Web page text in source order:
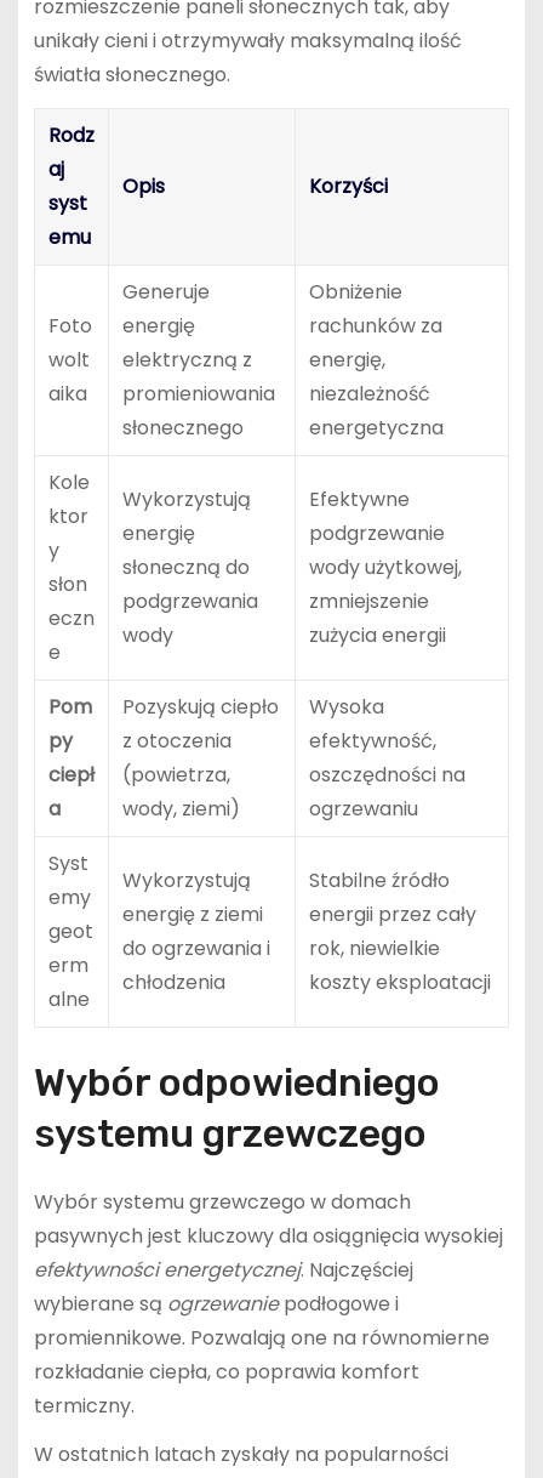
rozmieszczenie paneli słonecznych tak, aby
unikały cieni i otrzymywały maksymalną ilość
światła słonecznego.
Rodz
aj
syst
emu
Opis Korzyści
Foto
wolt
aika
Generuje
energię
elektryczną z
promieniowania
słonecznego
Obniżenie
rachunków za
energię,
niezależność
energetyczna
Kole
ktor
y
słon
eczn
e
Wykorzystują
energię
słoneczną do
podgrzewania
wody
Efektywne
podgrzewanie
wody użytkowej,
zmniejszenie
zużycia energii
Pom
py
ciepł
a
Pozyskują ciepło
z otoczenia
(powietrza,
wody, ziemi)
Wysoka
efektywność,
oszczędności na
ogrzewaniu
Syst
emy
geot
erm
alne
Wykorzystują
energię z ziemi
do ogrzewania i
chłodzenia
Stabilne źródło
energii przez cały
rok, niewielkie
koszty eksploatacji
Wybór odpowiedniego
systemu grzewczego
Wybór systemu grzewczego w domach
pasywnych jest kluczowy dla osiągnięcia wysokiej
efektywności energetycznej. Najczęściej
wybierane są ogrzewaniepodłogowe i
promiennikowe. Pozwalają one na równomierne
rozkładanie ciepła, co poprawia komfort
termiczny.
W ostatnich latach zyskały na popularności